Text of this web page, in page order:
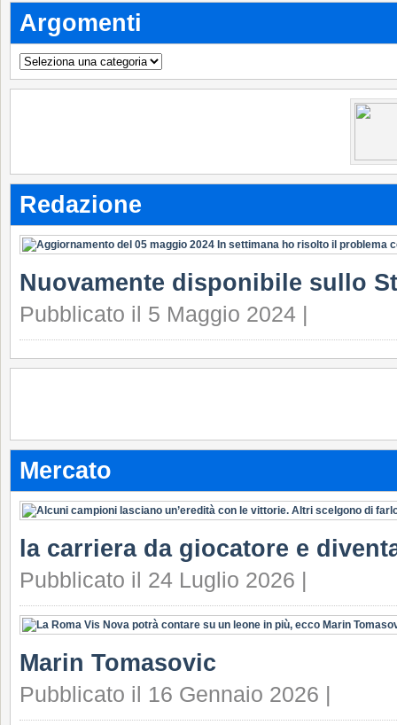
Argomenti
Argomenti
Redazione
Nuovamente disponibile sullo
Pubblicato il 5 Maggio 2024 |
Mercato
la carriera da giocatore e
Pubblicato il 24 Luglio 2026 |
Marin Tomasovic
Pubblicato il 16 Gennaio 2026 |